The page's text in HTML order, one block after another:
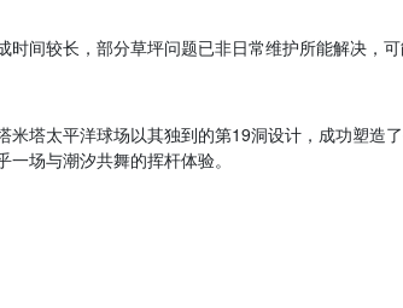
时间较长，部分草坪问题已非日常维护所能解决，
米塔太平洋球场以其独到的第19洞设计，成功塑造
场与潮汐共舞的挥杆体验。